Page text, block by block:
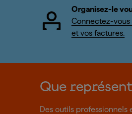
Organisez-le
Connectez-
et vos factures.
Que
Des outils professionnels